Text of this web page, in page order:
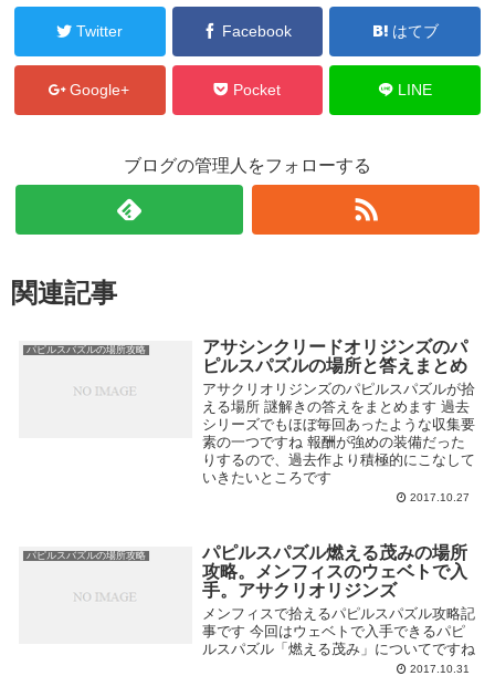
Twitter Facebook はてブ
Google+ Pocket LINE
ブログの管理人をフォローする
関連記事
パピルスバズルの場所攻略
アサシンクリードオリジンズのパ
ピルスパズルの場所と答えまとめ
アサクリオリジンズのパピルスパズルが拾
える場所 謎解きの答えをまとめます 過去
シリーズでもほぼ毎回あったような収集要
素の一つですね 報酬が強めの装備だった
りするので、過去作より積極的にこなして
いきたいところです
2017.10.27
パピルスバズルの場所攻略
パピルスパズル燃える茂みの場所
攻略。メンフィスのウェベトで入
手。アサクリオリジンズ
メンフィスで拾えるパピルスパズル攻略記
事です 今回はウェベトで入手できるパピ
ルスパズル「燃える茂み」についてですね
2017.10.31